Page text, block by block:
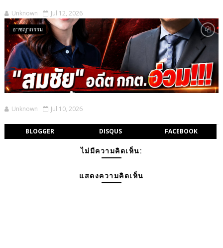
Unknown Jul 12, 2026
อาชญากรรม
Unknown Jul 10, 2026
BLOGGER DISQUS FACEBOOK
ไม่มีความคิดเห็น:
แสดงความคิดเห็น